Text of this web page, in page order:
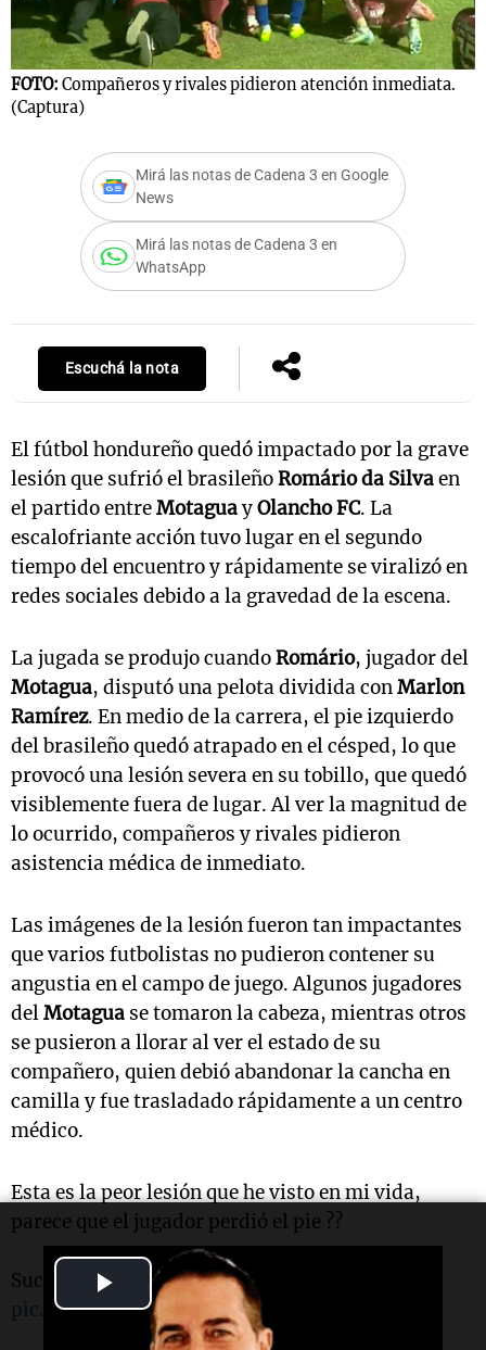
Play
Video
FOTO: Compañeros y rivales pidieron atención inmediata.
(Captura)
Mirá las notas de Cadena 3 en Google
News
Mirá las notas de Cadena 3 en
WhatsApp
Escuchá la nota
El fútbol hondureño quedó impactado por la grave
lesión que sufrió el brasileñoRomário da Silvaen
el partido entreMotaguayOlancho FC. La
escalofriante acción tuvo lugar en el segundo
tiempo del encuentro y rápidamente se viralizó en
redes sociales debido a la gravedad de la escena.
La jugada se produjo cuandoRomário, jugador del
Motagua, disputó una pelota dividida conMarlon
Ramírez. En medio de la carrera, el pie izquierdo
del brasileño quedó atrapado en el césped, lo que
provocó una lesión severa en su tobillo, que quedó
visiblemente fuera de lugar. Al ver la magnitud de
lo ocurrido, compañeros y rivales pidieron
asistencia médica de inmediato.
Las imágenes de la lesión fueron tan impactantes
que varios futbolistas no pudieron contener su
angustia en el campo de juego. Algunos jugadores
delMotagua se tomaron la cabeza, mientras otros
se pusieron a llorar al ver el estado de su
compañero, quien debió abandonar la cancha en
camilla y fue trasladado rápidamente a un centro
médico.
Esta es la peor lesión que he visto en mi vida,
parece que el jugador perdió el pie ??
Sucedió en la Liga de Honduras.
pic.twitter.com/qFJyMZpxuL